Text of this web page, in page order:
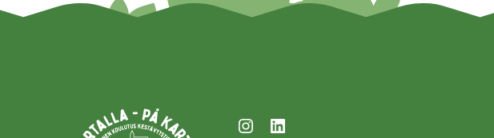
Instagram LinkedIn